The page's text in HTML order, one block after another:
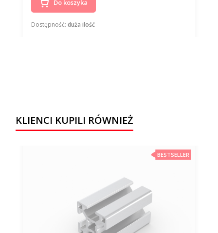
Do koszyka
Dostępność: duża ilość
KLIENCI KUPILI RÓWNIEŻ
BESTSELLER